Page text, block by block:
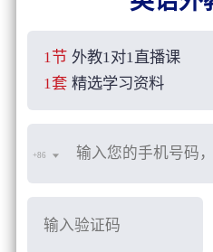
1节 外教1对1直播课
1套 精选学习资料
+86